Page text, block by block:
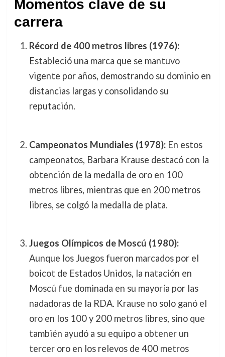
Momentos clave de su
carrera
Récord de 400 metros libres (1976):
Estableció una marca que se mantuvo
vigente por años, demostrando su dominio en
distancias largas y consolidando su
reputación.
Campeonatos Mundiales (1978):En estos
campeonatos, Barbara Krause destacó con la
obtención de la medalla de oro en 100
metros libres, mientras que en 200 metros
libres, se colgó la medalla de plata.
Juegos Olímpicos de Moscú (1980):
Aunque los Juegos fueron marcados por el
boicot de Estados Unidos, la natación en
Moscú fue dominada en su mayoría por las
nadadoras de la RDA. Krause no solo ganó el
oro en los 100 y 200 metros libres, sino que
también ayudó a su equipo a obtener un
tercer oro en los relevos de 400 metros